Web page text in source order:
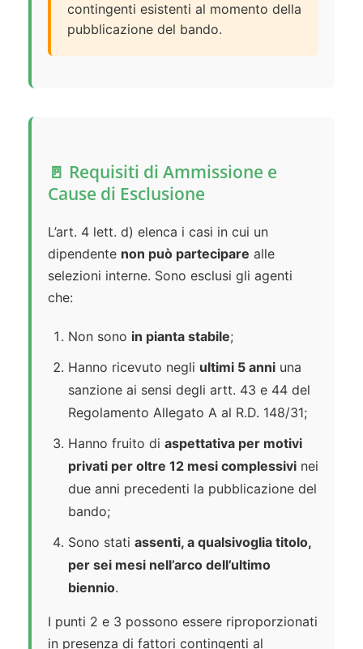
contingenti esistenti al momento della
pubblicazione del bando.
🚪 Requisiti di Ammissione e
Cause di Esclusione
L’art. 4 lett. d) elenca i casi in cui un
dipendente non può partecipare alle
selezioni interne. Sono esclusi gli agenti
che:
Non sono in pianta stabile;
Hanno ricevuto negli ultimi 5 anni una
sanzione ai sensi degli artt. 43 e 44 del
Regolamento Allegato A al R.D. 148/31;
Hanno fruito di aspettativa per motivi
privati per oltre 12 mesi complessivi nei
due anni precedenti la pubblicazione del
bando;
Sono stati assenti, a qualsivoglia titolo,
per sei mesi nell’arco dell’ultimo
biennio.
I punti 2 e 3 possono essere riproporzionati
in presenza di fattori contingenti al